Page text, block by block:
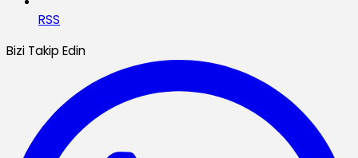
RSS
Bizi Takip Edin